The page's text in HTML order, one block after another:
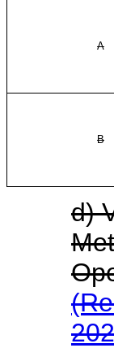
A
B
d)